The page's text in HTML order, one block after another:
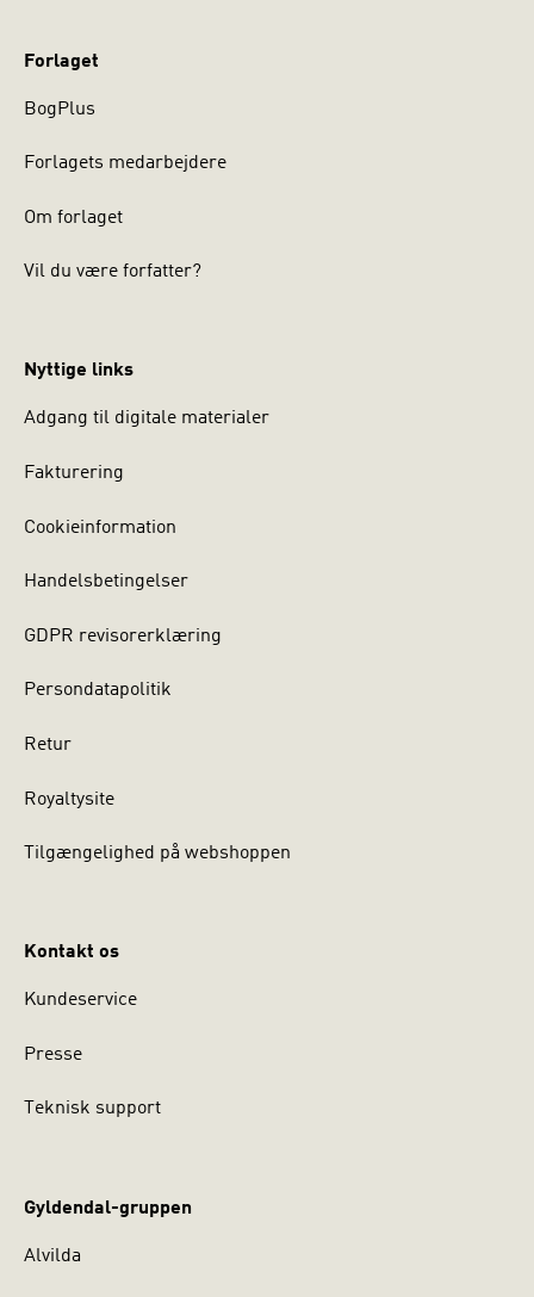
Forlaget
BogPlus
Forlagets medarbejdere
Om forlaget
Vil du være forfatter?
Nyttige links
Adgang til digitale materialer
Fakturering
Cookieinformation
Handelsbetingelser
GDPR revisorerklæring
Persondatapolitik
Retur
Royaltysite
Tilgængelighed på webshoppen
Kontakt os
Kundeservice
Presse
Teknisk support
Gyldendal-gruppen
Alvilda